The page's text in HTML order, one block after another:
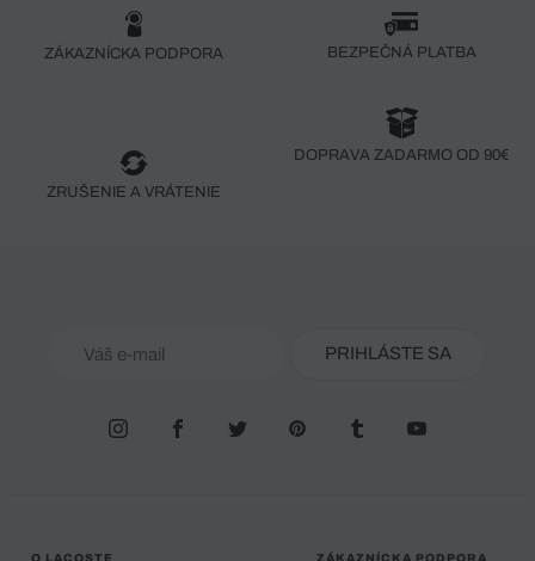
ZÁKAZNÍCKA PODPORA BEZPEČNÁ PLATBA
ZRUŠENIE A VRÁTENIE
DOPRAVA ZADARMO OD 90€
PRIHLÁSTE SA
O LACOSTE ZÁKAZNÍCKA PODPORA